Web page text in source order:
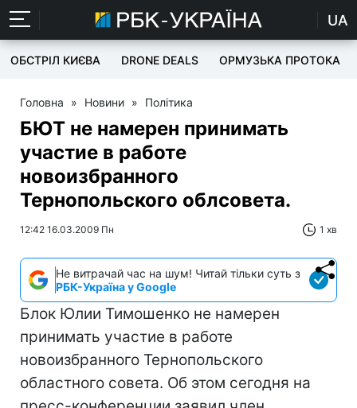
UA
ОБСТРІЛ КИЄВА DRONE DEALS ОРМУЗЬКА ПРОТОКА
Головна » Новини » Політика
БЮТ не намерен принимать
участие в работе
новоизбранного
Тернопольского облсовета.
12:42 16.03.2009 Пн 1 хв
Не витрачай час на шум! Читай тільки суть з
РБК-Україна у Google
Блок Юлии Тимошенко не намерен
принимать участие в работе
новоизбранного Тернопольского
областного совета. Об этом сегодня на